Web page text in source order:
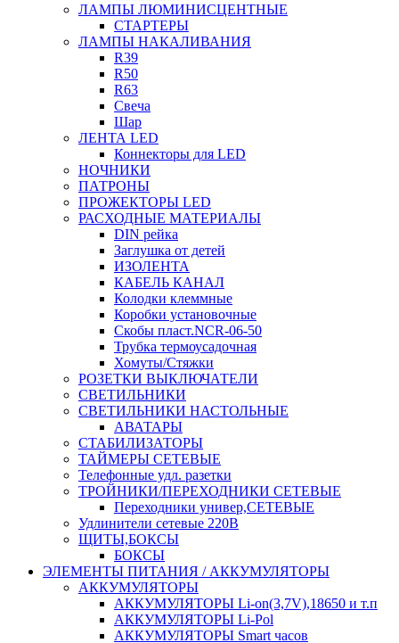
ЛАМПЫ ЛЮМИНИСЦЕНТНЫЕ
СТАРТЕРЫ
ЛАМПЫ НАКАЛИВАНИЯ
R39
R50
R63
Свеча
Шар
ЛЕНТА LED
Коннекторы для LED
НОЧНИКИ
ПАТРОНЫ
ПРОЖЕКТОРЫ LED
РАСХОДНЫЕ МАТЕРИАЛЫ
DIN рейка
Заглушка от детей
ИЗОЛЕНТА
КАБЕЛЬ КАНАЛ
Колодки клеммные
Коробки установочные
Скобы пласт.NCR-06-50
Трубка термоусадочная
Хомуты/Стяжки
РОЗЕТКИ ВЫКЛЮЧАТЕЛИ
СВЕТИЛЬНИКИ
СВЕТИЛЬНИКИ НАСТОЛЬНЫЕ
АВАТАРЫ
СТАБИЛИЗАТОРЫ
ТАЙМЕРЫ СЕТЕВЫЕ
Телефонные удл. разетки
ТРОЙНИКИ/ПЕРЕХОДНИКИ СЕТЕВЫЕ
Переходники универ,СЕТЕВЫЕ
Удлинители сетевые 220В
ЩИТЫ,БОКСЫ
БОКСЫ
ЭЛЕМЕНТЫ ПИТАНИЯ / АККУМУЛЯТОРЫ
АККУМУЛЯТОРЫ
АККУМУЛЯТОРЫ Li-on(3,7V),18650 и т.п
АККУМУЛЯТОРЫ Li-Pol
АККУМУЛЯТОРЫ Smart часов